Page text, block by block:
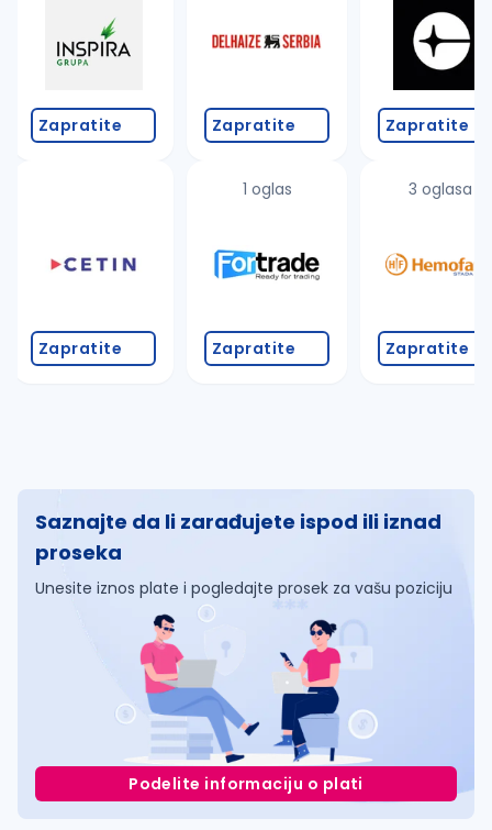
Zapratite
Zapratite
Zapratite
1 oglas
Zapratite
Zapratite
3 oglasa
Zapratite
Saznajte da li zarađujete ispod ili iznad
proseka
Unesite iznos plate i pogledajte prosek za vašu poziciju
Podelite informaciju o plati